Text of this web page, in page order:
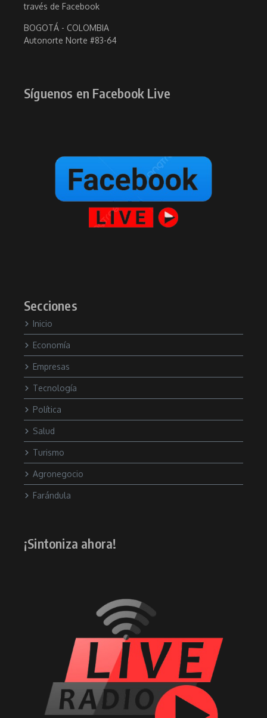
través de Facebook
BOGOTÁ - COLOMBIA
Autonorte Norte #83-64
Síguenos en Facebook Live
Secciones
Inicio
Economía
Empresas
Tecnología
Política
Salud
Turismo
Agronegocio
Farándula
¡Sintoniza ahora!